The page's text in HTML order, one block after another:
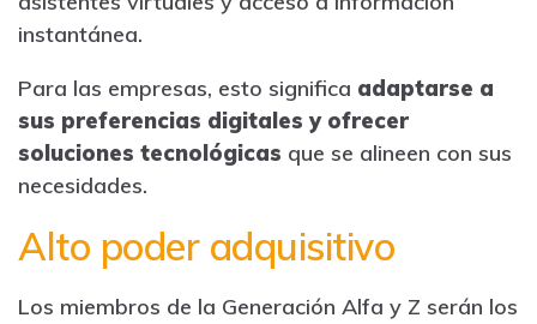
instantánea.
Para las empresas, esto significa adaptarse a
sus preferencias digitales y ofrecer
soluciones tecnológicas que se alineen con sus
necesidades.
Alto poder adquisitivo
Los miembros de la Generación Alfa y Z serán los